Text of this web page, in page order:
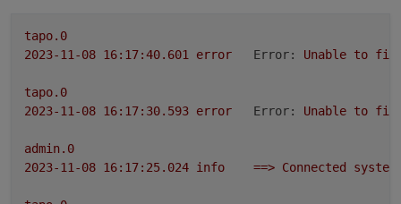
tapo.0
error Error: Unable to
tapo.0
error Error: Unable to
admin.0
info ==> Connected